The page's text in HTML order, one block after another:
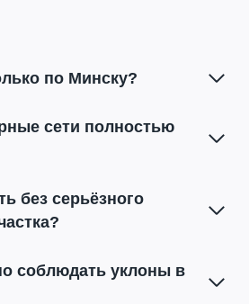
по Минску?
сети полностью
без серьёзного
соблюдать уклоны в